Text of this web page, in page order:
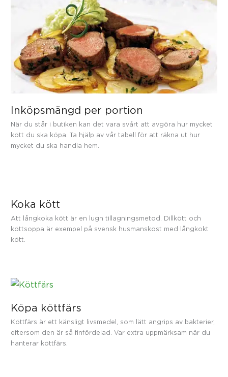
Inköpsmängd per portion
När du står i butiken kan det vara svårt att avgöra hur mycket
kött du ska köpa. Ta hjälp av vår tabell för att räkna ut hur
mycket du ska handla hem.
Koka kött
Att långkoka kött är en lugn tillagningsmetod. Dillkött och
köttsoppa är exempel på svensk husmanskost med långkokt
kött.
Köpa köttfärs
Köttfärs är ett känsligt livsmedel, som lätt angrips av bakterier,
eftersom den är så finfördelad. Var extra uppmärksam när du
hanterar köttfärs.